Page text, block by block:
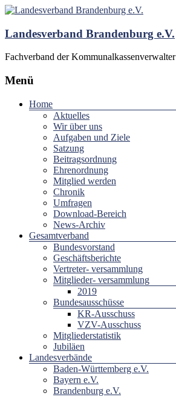
Landesverband Brandenburg e.V.
Fachverband der Kommunalkassenverwalter
Menü
Home
Aktuelles
Wir über uns
Aufgaben und Ziele
Satzung
Beitragsordnung
Ehrenordnung
Mitglied werden
Chronik
Umfragen
Download-Bereich
News-Archiv
Gesamtverband
Bundesvorstand
Geschäftsberichte
Vertreter- versammlung
Mitglieder- versammlung
2019
Bundesausschüsse
KR-Ausschuss
VZV-Ausschuss
Mitgliederstatistik
Jubiläen
Landesverbände
Baden-Württemberg e.V.
Bayern e.V.
Brandenburg e.V.